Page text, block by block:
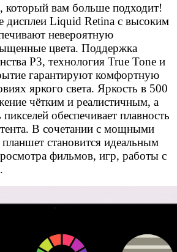
который вам больше подходит!
Liquid Retina с высоким
невероятную
цвета. Поддержка
P3, технология True Tone и
гарантируют комфортную
яркого света. Яркость в 500
чётким и реалистичным, а
обеспечивает плавность
В сочетании с мощными
становится идеальным
фильмов, игр, работы с